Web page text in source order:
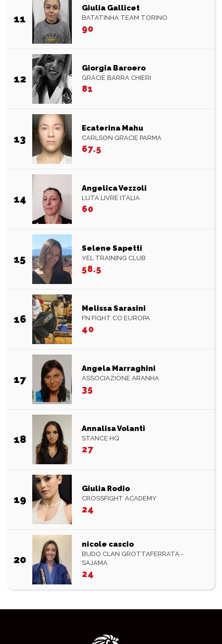
11
Giulia Gallicet
BATATINHA TEAM TORINO
90
12
Giorgia Baroero
GRACIE BARRA CHIERI
81
13
Ecaterina Mahu
CARLSON GRACIE PARMA
67.5
14
Angelica Vezzoli
LUTA LIVRE ITALIA
60
15
Selene Sapetti
YEL TRAINING CLUB
58.5
16
Melissa Sarasini
FN FIGHT CO EUROPA
40
17
Angela Marraghini
ASSOCIAZIONE ARANHA
35
18
Annalisa Volanti
STANCE HQ
27
19
Giulia Rodio
CROSSFIGHT ACADEMY
24
20
nicole cascio
BUDO CLAN GROTTAFERRATA -
SAJAMA
24